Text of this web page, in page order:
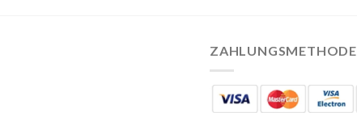
ZAHLUNGSMETHODE